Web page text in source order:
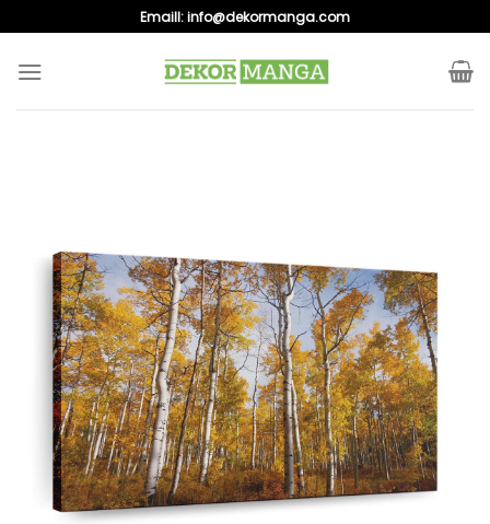
to
content
Emaill:info@dekormanga.com